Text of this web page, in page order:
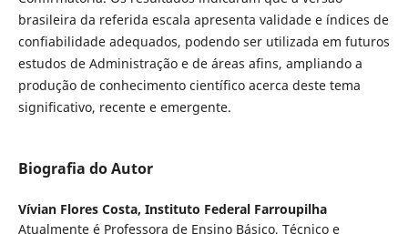
brasileira da referida escala apresenta validade e índices de
confiabilidade adequados, podendo ser utilizada em futuros
estudos de Administração e de áreas afins, ampliando a
produção de conhecimento científico acerca deste tema
significativo, recente e emergente.
Biografia do Autor
Vívian Flores Costa, Instituto Federal Farroupilha
Atualmente é Professora de Ensino Básico, Técnico e